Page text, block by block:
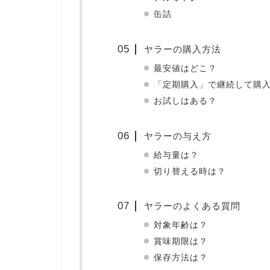
缶詰
ヤラーの購入方法
最安値はどこ？
「定期購入」で継続して購
お試しはある？
ヤラーの与え方
給与量は？
切り替える時は？
ヤラーのよくある質問
対象年齢は？
賞味期限は？
保存方法は？